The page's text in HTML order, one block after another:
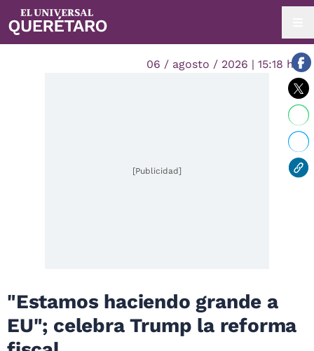
06 / agosto / 2026 | 15:18 hrs.
[Publicidad]
"Estamos haciendo grande a
EU"; celebra Trump la reforma